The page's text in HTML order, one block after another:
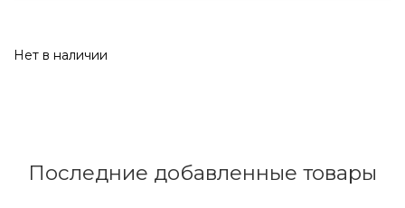
Нет в наличии
Последние добавленные товары